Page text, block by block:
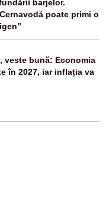
barjelor.
poate primi o
veste bună: Economia
în 2027, iar inflația va